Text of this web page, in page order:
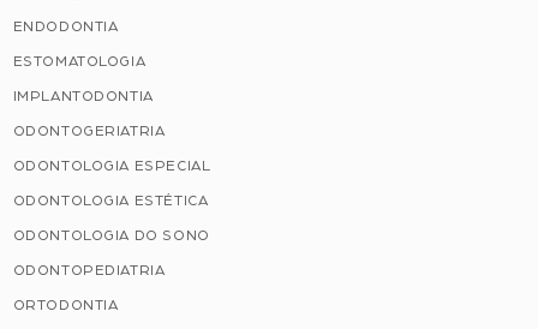
ENDODONTIA
ESTOMATOLOGIA
IMPLANTODONTIA
ODONTOGERIATRIA
ODONTOLOGIA ESPECIAL
ODONTOLOGIA ESTÉTICA
ODONTOLOGIA DO SONO
ODONTOPEDIATRIA
ORTODONTIA